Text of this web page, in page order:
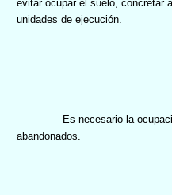
evitar ocupar el suelo, concretar
unidades de ejecución.
– Es necesario la
abandonados.